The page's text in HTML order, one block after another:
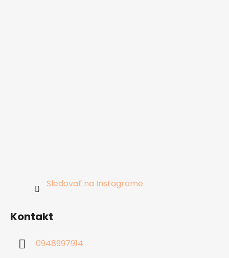
Sledovať na Instagrame
Kontakt
0948997914